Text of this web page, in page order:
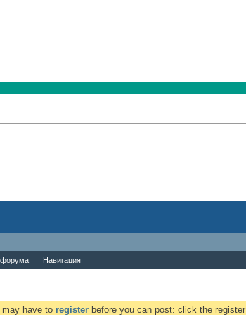
Навигация
have to register before you can post: click the